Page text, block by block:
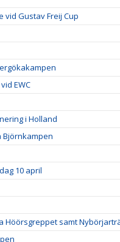
vid Gustav Freij Cup
EWC
i Holland
Björnkampen
10 april
Höörsgreppet samt